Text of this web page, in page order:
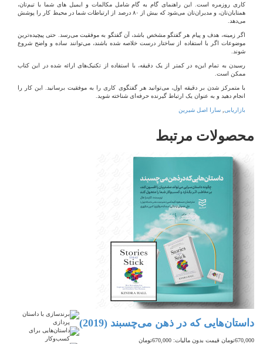
کاری روزمره است. این راهنمای گام به گام شامل مکالمات و ایمیل های شما با تیم‌تان،
همتایان‌تان، و مدیران‌تان می‌شود که بیش از ۸۰ درصد از ارتباطات شما در محیط کار را پوشش
می‌دهد.
اگر زمینه، هدف و پیام هر گفتگو مشخص باشد، آن گفتگو به موفقیت می‌رسد. حتی پیچیده‌ترین
موضوعات اگر با استفاده از ساختار درست خلاصه شده باشند، می‌توانند ساده و واضح شروع
شوند.
رسیدن به تمام این‌ه در کمتر از یک دقیقه، با استفاده از تکنیک‌های ارائه شده در این کتاب
ممکن است.
با متمرکز شدن بر دقیقه اول، می‌توانید هر گفتگوی کاری را به موفقیت برسانید. این کار را
انجام دهید و به عنوان یک ارتباط گیرنده حرفه‌ای شناخته شوید.
بازاریابی سارا اصل شیرین
محصولات مرتبط
داستان‌هایی که در ذهن می‌چسبند (2019)
670,000تومان قیمت بدون مالیات: 670,000تومان